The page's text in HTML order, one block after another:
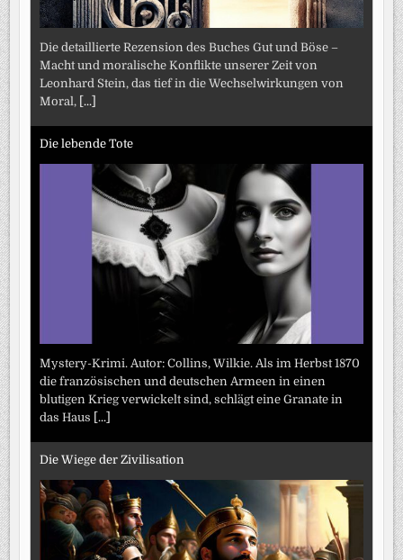
Die detaillierte Rezension des Buches Gut und Böse –
Macht und moralische Konflikte unserer Zeit von
Leonhard Stein, das tief in die Wechselwirkungen von
Moral, [...]
Die lebende Tote
Mystery-Krimi. Autor: Collins, Wilkie. Als im Herbst 1870
die französischen und deutschen Armeen in einen
blutigen Krieg verwickelt sind, schlägt eine Granate in
das Haus [...]
Die Wiege der Zivilisation